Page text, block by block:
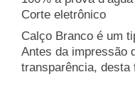
Corte eletrônico
Calço Branco é um
Antes da impressão
transparência, desta